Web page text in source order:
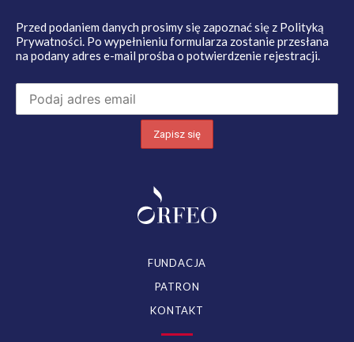
Przed podaniem danych prosimy się zapoznać się z Polityką
Prywatności. Po wypełnieniu formularza zostanie przesłana
na podany adres e-mail prośba o potwierdzenie rejestracji.
FUNDACJA
PATRON
KONTAKT